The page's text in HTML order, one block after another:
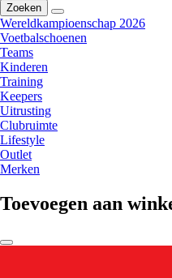
Zoeken
Wereldkampioenschap 2026
Voetbalschoenen
Teams
Kinderen
Training
Keepers
Uitrusting
Clubruimte
Lifestyle
Outlet
Merken
Toevoegen aan